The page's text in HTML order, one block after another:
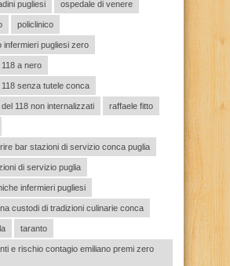
pugliesi ospedale di venere
policlinico
infermieri pugliesi zero
a nero
senza tutele conca
118 non internalizzati raffaele fitto
bar stazioni di servizio conca puglia
di servizio puglia
infermieri pugliesi
custodi di tradizioni culinarie conca
taranto
e rischio contagio emiliano premi zero